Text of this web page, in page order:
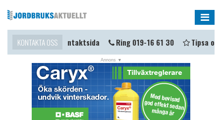
KONTAKTA OSS
i kontakt? Kontaktsida Ring 019-16 61 30 Tipsa oss